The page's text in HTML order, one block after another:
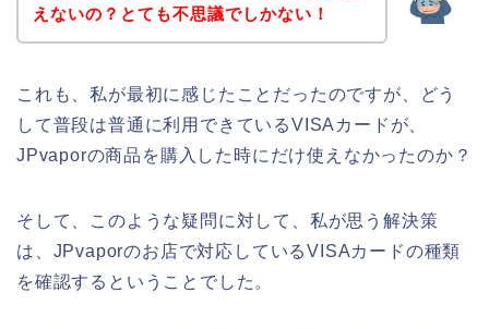
えないの？とても不思議でしかない！
これも、私が最初に感じたことだったのですが、どう
して普段は普通に利用できているVISAカードが、
JPvaporの商品を購入した時にだけ使えなかったのか？
そして、このような疑問に対して、私が思う解決策
は、JPvaporのお店で対応しているVISAカードの種類
を確認するということでした。